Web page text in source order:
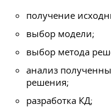
получение
выбор модели;
выбор метода
анализ
решения;
разработка КД;